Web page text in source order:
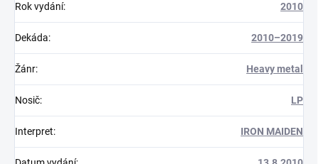
Rok vydání: 2010
Dekáda: 2010–2019
Žánr: Heavy metal
Nosič: LP
Interpret: IRON MAIDEN